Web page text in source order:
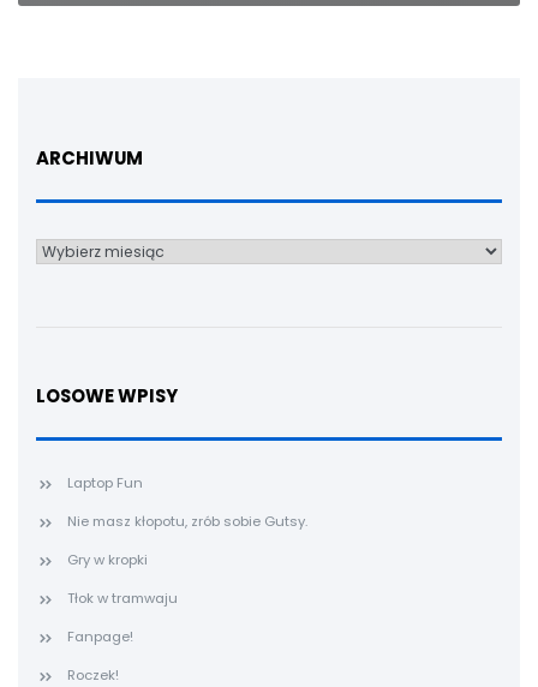
ARCHIWUM
Archiwum
LOSOWE WPISY
Laptop Fun
Nie masz kłopotu, zrób sobie Gutsy.
Gry w kropki
Tłok w tramwaju
Fanpage!
Roczek!